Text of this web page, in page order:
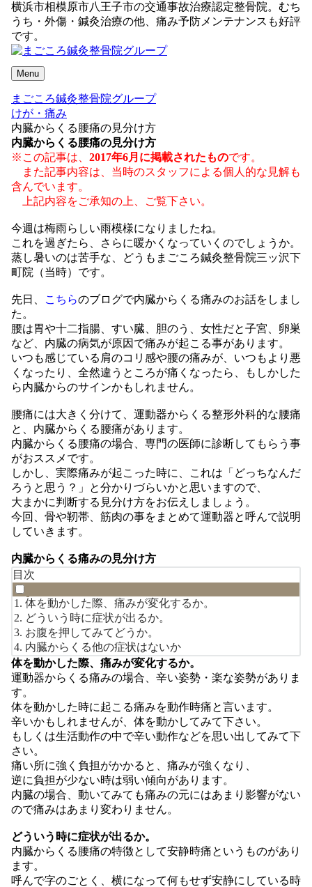
横浜市相模原市八王子市の交通事故治療認定整骨院。むち
うち・外傷・鍼灸治療の他、痛み予防メンテナンスも好評
です。
Menu
まごころ鍼灸整骨院グループ
けが・痛み
内臓からくる腰痛の見分け方
内臓からくる腰痛の見分け方
※この記事は、 2017年6月に掲載されたものです。
また記事内容は、当時のスタッフによる個人的な見解も
含んでいます。
上記内容をご承知の上、ご覧下さい。
今週は梅雨らしい雨模様になりましたね。
これを過ぎたら、さらに暖かくなっていくのでしょうか。
蒸し暑いのは苦手な、どうもまごころ鍼灸整骨院三ッ沢下
町院（当時）です。
先日、 こちらのブログで内臓からくる痛みのお話をしまし
た。
腰は胃や十二指腸、すい臓、胆のう、女性だと子宮、卵巣
など、内臓の病気が原因で痛みが起こる事があります。
いつも感じている肩のコリ感や腰の痛みが、いつもより悪
くなったり、全然違うところが痛くなったら、もしかした
ら内臓からのサインかもしれません。
腰痛には大きく分けて、運動器からくる整形外科的な腰痛
と、内臓からくる腰痛があります。
内臓からくる腰痛の場合、専門の医師に診断してもらう事
がおススメです。
しかし、実際痛みが起こった時に、これは「どっちなんだ
ろうと思う？」と分かりづらいかと思いますので、
大まかに判断する見分け方をお伝えしましょう。
今回、骨や靭帯、筋肉の事をまとめて運動器と呼んで説明
していきます。
内臓からくる痛みの見分け方
目次
体を動かした際、痛みが変化するか。
どういう時に症状が出るか。
お腹を押してみてどうか。
内臓からくる他の症状はないか
体を動かした際、痛みが変化するか。
運動器からくる痛みの場合、辛い姿勢・楽な姿勢がありま
す。
体を動かした時に起こる痛みを動作時痛と言います。
辛いかもしれませんが、体を動かしてみて下さい。
もしくは生活動作の中で辛い動作などを思い出してみて下
さい。
痛い所に強く負担がかかると、痛みが強くなり、
逆に負担が少ない時は弱い傾向があります。
内臓の場合、動いてみても痛みの元にはあまり影響がない
ので痛みはあまり変わりません。
どういう時に症状が出るか。
内臓からくる腰痛の特徴として安静時痛というものがあり
ます。
呼んで字のごとく、横になって何もせず安静にしている時